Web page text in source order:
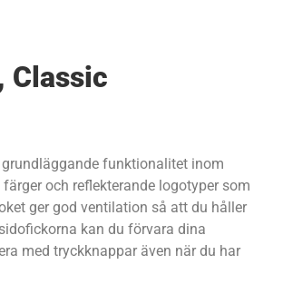
Classic
funktionalitet inom
och reflekterande logotyper som
ger god ventilation så att du håller
kan du förvara dina
med tryckknappar även när du har